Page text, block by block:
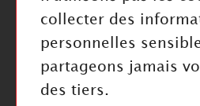
RESTEZ INFORMÉ
collecter des
personnelles
partageons jamais
des tiers.